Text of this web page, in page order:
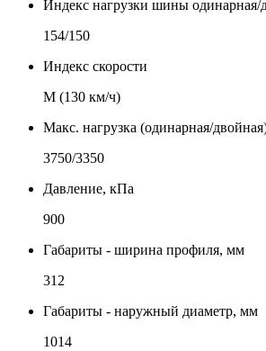
Индекс нагрузки шины одинарная/
154/150
Индекс скорости
М (130 км/ч)
Макс. нагрузка (одинарная/
3750/3350
Давление, кПа
900
Габариты - ширина профиля, мм
312
Габариты - наружный диаметр, мм
1014